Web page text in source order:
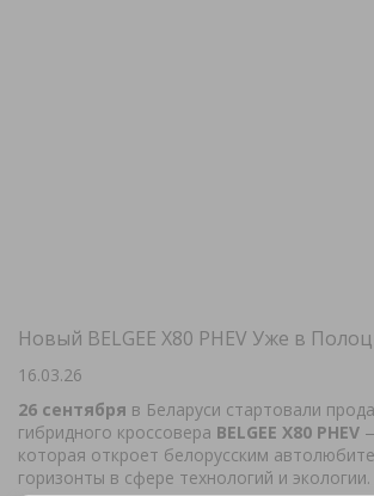
Новый BELGEE X80 PHEV Уже в
16.03.26
26 сентября в Беларуси стартовали
гибридного кроссовера BELGEE X80 PHEV
которая откроет белорусским
горизонты в сфере технологий и экологии.